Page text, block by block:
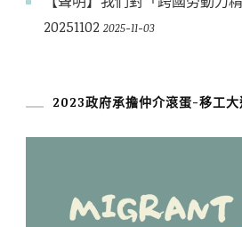
20251102 2025-11-03
2023政府承擔仲介滾蛋-移工大